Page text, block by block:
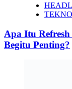
Apa Itu
Begitu Penting?